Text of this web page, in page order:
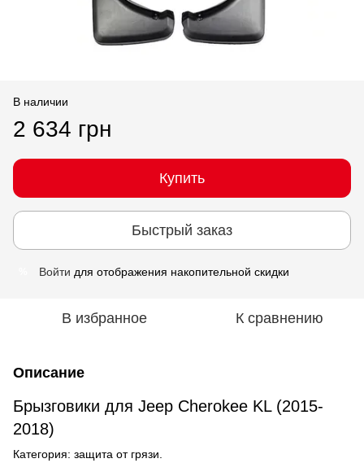
В наличии
2 634 грн
Купить
Быстрый заказ
Войти для отображения накопительной скидки
В избранное К сравнению
Описание
Брызговики для Jeep Cherokee KL (2015-
2018)
Категория: защита от грязи.